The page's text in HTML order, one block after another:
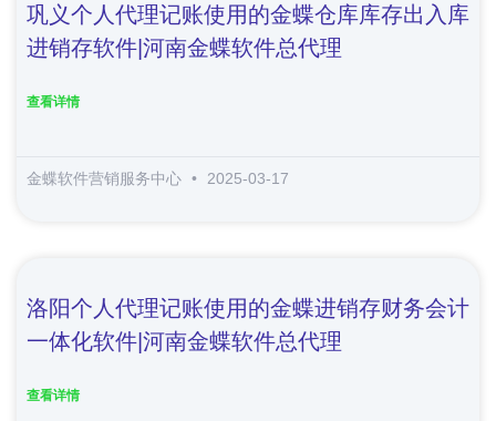
巩义个人代理记账使用的金蝶仓库库存出入库
进销存软件|河南金蝶软件总代理
查看详情
金蝶软件营销服务中心 2025-03-17
洛阳个人代理记账使用的金蝶进销存财务会计
一体化软件|河南金蝶软件总代理
查看详情